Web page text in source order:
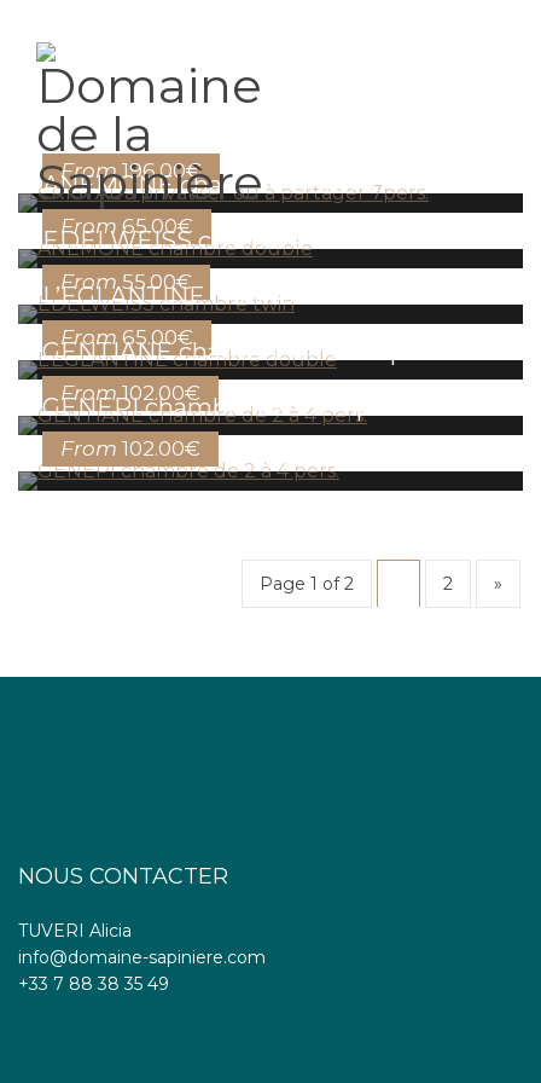
CRISTAL à privatiser ou à partager
7pers.
From196.00€
ANEMONE chambre double
From 65.00€
EDELWEISS chambre twin
From55.00€
L’EGLANTINE chambre double
From 65.00€
GENTIANE chambre de 2 à 4 pers.
From102.00€
GENEPI chambre de 2 à 4 pers.
From 102.00€
Page 1 of 2 2 »
NOUS CONTACTER
TUVERI Alicia
info@domaine-sapiniere.com
+33 7 88 38 35 49